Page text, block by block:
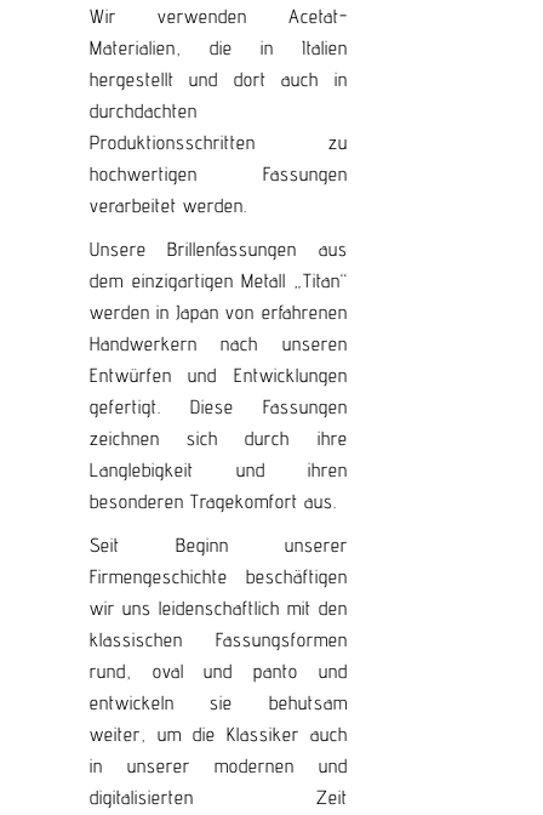
Wir verwenden Acetat-
Materialien, die in Italien
hergestellt und dort auch in
durchdachten
Produktionsschritten zu
hochwertigen Fassungen
verarbeitet werden.
Unsere Brillenfassungen aus
dem einzigartigen Metall „Titan“
werden in Japan von erfahrenen
Handwerkern nach unseren
Entwürfen und Entwicklungen
gefertigt. Diese Fassungen
zeichnen sich durch ihre
Langlebigkeit und ihren
besonderen Tragekomfort aus.
Seit Beginn unserer
Firmengeschichte beschäftigen
wir uns leidenschaftlich mit den
klassischen Fassungsformen
rund, oval und panto und
entwickeln sie behutsam
weiter, um die Klassiker auch
in unserer modernen und
digitalisierten Zeit